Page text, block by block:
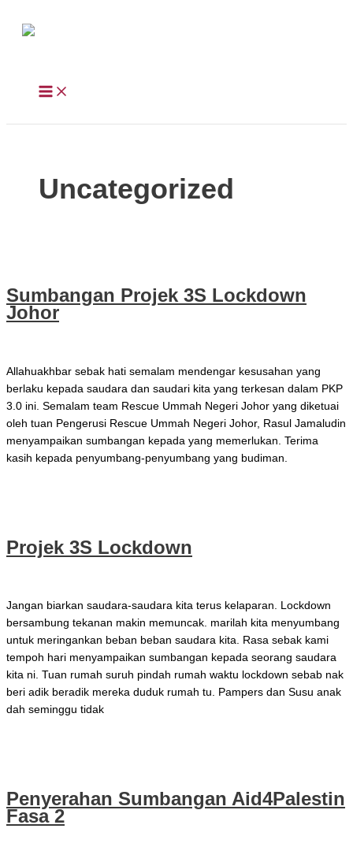
Uncategorized
Sumbangan Projek 3S Lockdown
Johor
Allahuakhbar sebak hati semalam mendengar kesusahan yang
berlaku kepada saudara dan saudari kita yang terkesan dalam PKP
3.0 ini. Semalam team Rescue Ummah Negeri Johor yang diketuai
oleh tuan Pengerusi Rescue Ummah Negeri Johor, Rasul Jamaludin
menyampaikan sumbangan kepada yang memerlukan. Terima
kasih kepada penyumbang-penyumbang yang budiman.
Projek 3S Lockdown
Jangan biarkan saudara-saudara kita terus kelaparan. Lockdown
bersambung tekanan makin memuncak. marilah kita menyumbang
untuk meringankan beban beban saudara kita. Rasa sebak kami
tempoh hari menyampaikan sumbangan kepada seorang saudara
kita ni. Tuan rumah suruh pindah rumah waktu lockdown sebab nak
beri adik beradik mereka duduk rumah tu. Pampers dan Susu anak
dah seminggu tidak
Penyerahan Sumbangan Aid4Palestin
Fasa 2